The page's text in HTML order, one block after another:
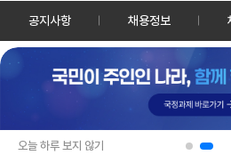
오늘 하루 보지 않기
공지사항 채용정보
30128 세종특별자치시 정부2청사로
TEL: 044-204-
Copyrightⓒ KTV 국민방송 All